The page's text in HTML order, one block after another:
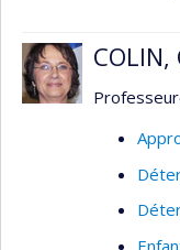
publique et
possède
centre